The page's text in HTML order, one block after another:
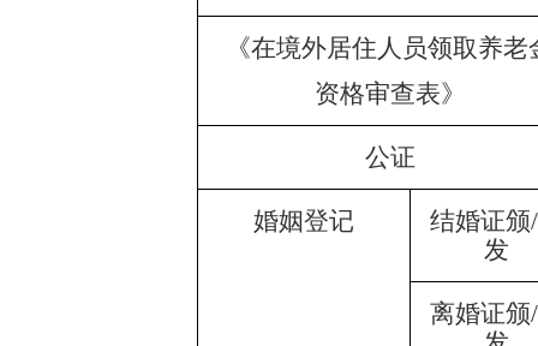
《在境外居住人员领取养老
资格审查表》
公证
婚姻登记
结婚证颁
发
离婚证颁